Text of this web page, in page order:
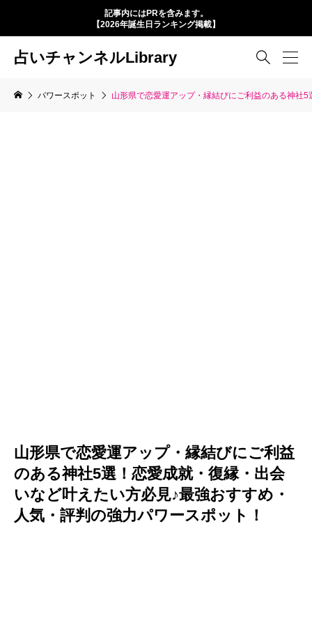
記事内にはPRを含みます。
【2026年誕生日ランキング掲載】
占いチャンネルLibrary 
パワースポット 山形県で恋愛運アップ・縁結びにご利益のある神社
山形県で恋愛運アップ・縁結びにご利益
のある神社5選！恋愛成就・復縁・出会
いなど叶えたい方必見♪最強おすすめ・
人気・評判の強力パワースポット！